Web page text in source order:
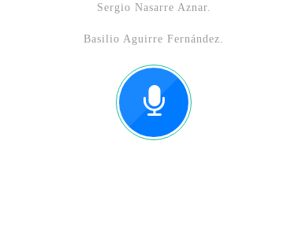
Sergio Nasarre Aznar.
Basilio Aguirre Fernández.